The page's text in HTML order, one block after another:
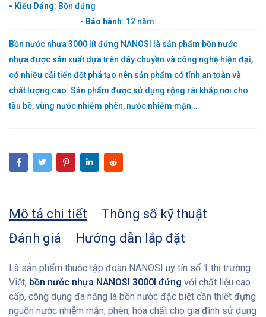
- Kiểu Dáng: Bồn đứng
- Bảo hành: 12 năm
Bồn nước nhựa 3000 lít đứng NANOSI
là sản phẩm bồn nước
nhựa được sản xuất dựa trên dây chuyền và công nghệ hiện đại,
có nhiều cải tiến đột phá tạo nên sản phẩm có tính an toàn và
chất lượng cao. Sản phẩm được sử dụng rộng rãi khắp nơi cho
tàu bè, vùng nước nhiễm phèn, nước nhiễm mặn…
Mô tả chi tiết
Thông số kỹ thuật
Đánh giá
Hướng dẫn lắp đặt
Là sản phẩm thuộc tập đoàn NANOSI uy tín số 1 thị trường
Việt, bồn nước nhựa NANOSI 3000l đứng với chất liệu cao
cấp, công dụng đa năng là bồn nước đặc biệt cần thiết đựng
nguồn nước nhiễm mặn, phèn, hóa chất cho gia đình sử dụng